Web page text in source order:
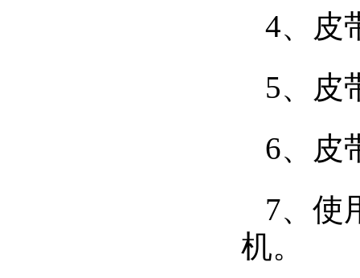
4、皮
5、皮
6、皮
7、使
机。